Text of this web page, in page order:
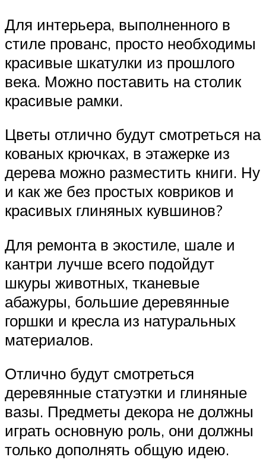
Для интерьера, выполненного в
стиле прованс, просто необходимы
красивые шкатулки из прошлого
века. Можно поставить на столик
красивые рамки.
Цветы отлично будут смотреться на
кованых крючках, в этажерке из
дерева можно разместить книги. Ну
и как же без простых ковриков и
красивых глиняных кувшинов?
Для ремонта в экостиле, шале и
кантри лучше всего подойдут
шкуры животных, тканевые
абажуры, большие деревянные
горшки и кресла из натуральных
материалов.
Отлично будут смотреться
деревянные статуэтки и глиняные
вазы. Предметы декора не должны
играть основную роль, они должны
только дополнять общую идею.